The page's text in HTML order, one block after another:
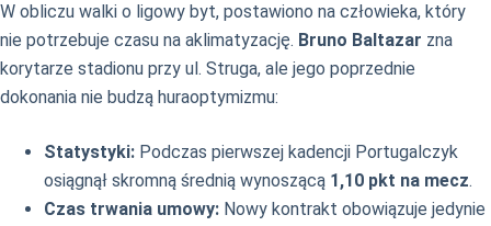
W obliczu walki o ligowy byt, postawiono na człowieka, który
nie potrzebuje czasu na aklimatyzację. Bruno Baltazar zna
korytarze stadionu przy ul. Struga, ale jego poprzednie
dokonania nie budzą huraoptymizmu:
Statystyki: Podczas pierwszej kadencji Portugalczyk
osiągnął skromną średnią wynoszącą 1,10 pkt na mecz.
Czas trwania umowy: Nowy kontrakt obowiązuje jedynie